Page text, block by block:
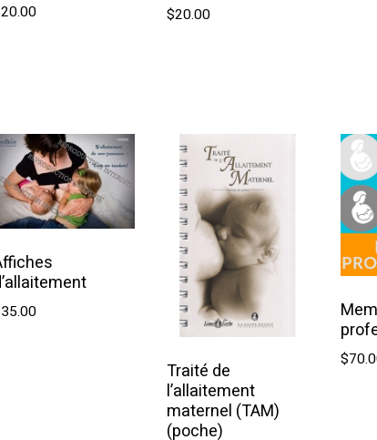
20.00 $20.00
35.00
Ajouter au panierTraité de
l’allaitement
maternel (TAM)
(poche)
$